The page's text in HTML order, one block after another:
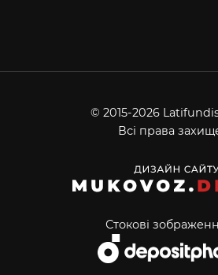
© 2015-2026
Всі права
Стокові